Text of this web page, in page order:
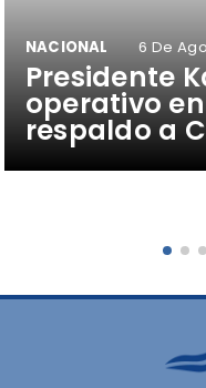
Presidente
operativo
respaldo a
NACIONAL 6 De